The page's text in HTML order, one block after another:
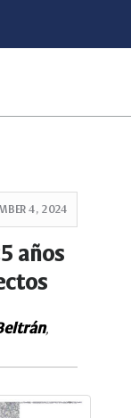
4, 2024
años
,